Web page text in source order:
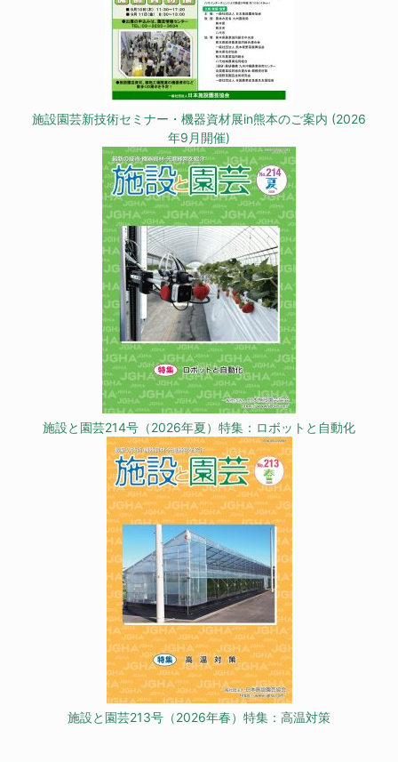
施設園芸新技術セミナー・機器資材展in熊本のご案内 (2026
年9月開催)
施設と園芸214号（2026年夏）特集：ロボットと自動化
施設と園芸213号（2026年春）特集：高温対策